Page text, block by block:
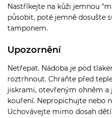
Nastříkejte na kůži jemnou
působit, poté jemně dosušte
tamponem.
Upozornění
Netřepat. Nádoba je pod
roztrhnout. Chraňte před
jiskrami, otevřeným ohněm a
kouření. Nepropichujte nebo
Uchovávejte mimo dosah